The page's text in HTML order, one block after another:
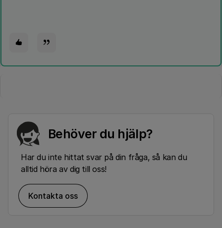
Behöver du hjälp?
Har du inte hittat svar på din fråga, så kan du
alltid höra av dig till oss!
Kontakta oss